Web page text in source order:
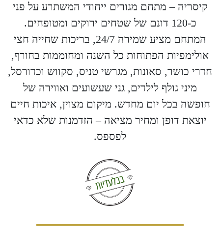
קיסריה – מתחם מגורים ייחודי המשתרע על פני
כ-120 דונם של שטחים ירוקים ומטופחים.
המתחם מציע שמירה 24/7, בריכות שחייה חצי
אולימפיות הפתוחות כל השנה ומחוממות בחורף,
חדרי כושר, סאונות, מגרשי טניס, סקווש וכדורסל,
מיני גולף לילדים, גני שעשועים ואווירה של
חופשה בכל יום מחדש. מיקום מצוין, איכות חיים
יוצאת דופן ומחיר מציאה – הזדמנות שלא כדאי
לפספס.